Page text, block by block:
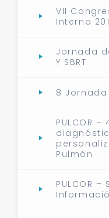
VII
Interna
Jornada
Y SBRT
8 Jornada
PULCOR
Pulmón
PULCOR